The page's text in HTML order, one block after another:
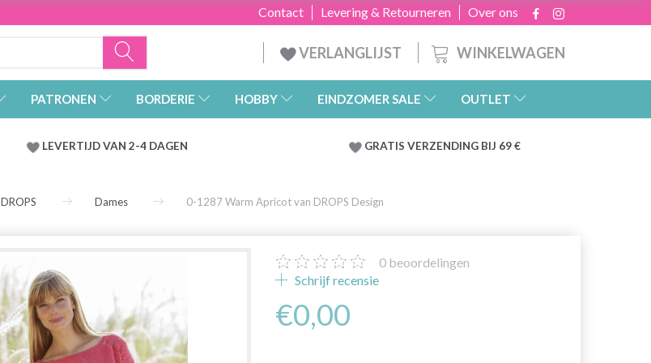
Over ons
Levering & Retourneren
Contact
WINKELWAGEN
VERLANGLIJST
PATRONEN BORDERIE HOBBY EINDZOMER SALE OUTLET
LEVERTIJD VAN 2-4 DAGEN GRATIS VERZENDING BIJ 69 €
DROPS Dames 0-1287 Warm Apricot van DROPS Design
0 beoordelingen
Schrijf recensie
€0,00